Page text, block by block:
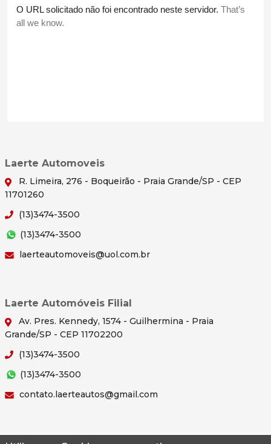
Laerte Automoveis
R. Limeira, 276 - Boqueirão - Praia Grande/SP - CEP
11701260
(13)3474-3500
(13)3474-3500
laerteautomoveis@uol.com.br
Laerte Automóveis Filial
Av. Pres. Kennedy, 1574 - Guilhermina - Praia
Grande/SP - CEP 11702200
(13)3474-3500
(13)3474-3500
contato.laerteautos@gmail.com